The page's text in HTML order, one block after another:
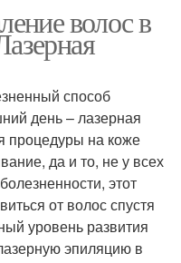
волос в
способ
день – лазерная
процедуры на коже
да и то, не у всех
этот
от волос спустя
уровень развития
эпиляцию в